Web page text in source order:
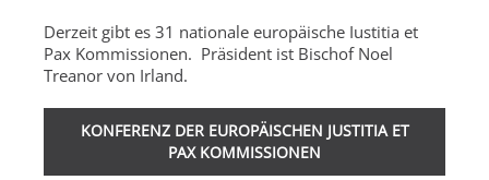
Derzeit gibt es 31 nationale europäische Iustitia et
Pax Kommissionen. Präsident ist Bischof Noel
Treanor von Irland.
KONFERENZ DER EUROPÄISCHEN JUSTITIA ET
PAX KOMMISSIONEN